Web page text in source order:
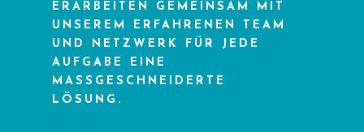
ERARBEITEN GEMEINSAM MIT
UNSEREM ERFAHRENEN TEAM
UND NETZWERK FÜR JEDE
AUFGABE EINE
MASSGESCHNEIDERTE
LÖSUNG.